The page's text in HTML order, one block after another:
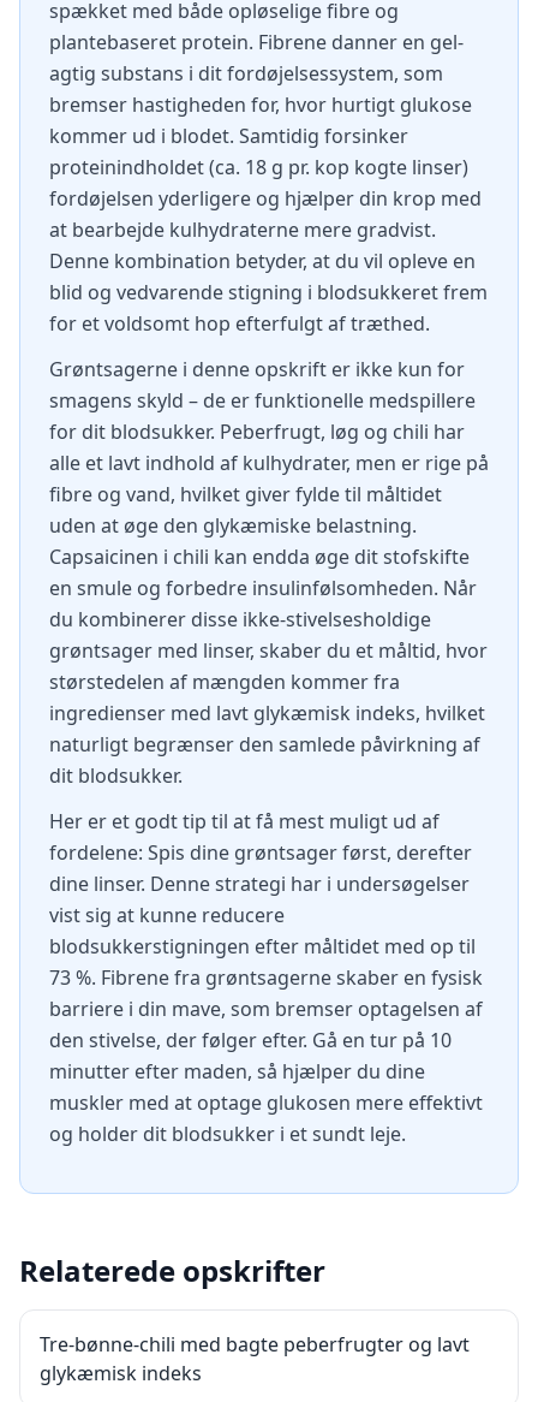
spækket med både opløselige fibre og
plantebaseret protein. Fibrene danner en gel-
agtig substans i dit fordøjelsessystem, som
bremser hastigheden for, hvor hurtigt glukose
kommer ud i blodet. Samtidig forsinker
proteinindholdet (ca. 18 g pr. kop kogte linser)
fordøjelsen yderligere og hjælper din krop med
at bearbejde kulhydraterne mere gradvist.
Denne kombination betyder, at du vil opleve en
blid og vedvarende stigning i blodsukkeret frem
for et voldsomt hop efterfulgt af træthed.
Grøntsagerne i denne opskrift er ikke kun for
smagens skyld – de er funktionelle medspillere
for dit blodsukker. Peberfrugt, løg og chili har
alle et lavt indhold af kulhydrater, men er rige på
fibre og vand, hvilket giver fylde til måltidet
uden at øge den glykæmiske belastning.
Capsaicinen i chili kan endda øge dit stofskifte
en smule og forbedre insulinfølsomheden. Når
du kombinerer disse ikke-stivelsesholdige
grøntsager med linser, skaber du et måltid, hvor
størstedelen af mængden kommer fra
ingredienser med lavt glykæmisk indeks, hvilket
naturligt begrænser den samlede påvirkning af
dit blodsukker.
Her er et godt tip til at få mest muligt ud af
fordelene: Spis dine grøntsager først, derefter
dine linser. Denne strategi har i undersøgelser
vist sig at kunne reducere
blodsukkerstigningen efter måltidet med op til
73 %. Fibrene fra grøntsagerne skaber en fysisk
barriere i din mave, som bremser optagelsen af
den stivelse, der følger efter. Gå en tur på 10
minutter efter maden, så hjælper du dine
muskler med at optage glukosen mere effektivt
og holder dit blodsukker i et sundt leje.
Relaterede opskrifter
Tre-bønne-chili med bagte peberfrugter og lavt
glykæmisk indeks